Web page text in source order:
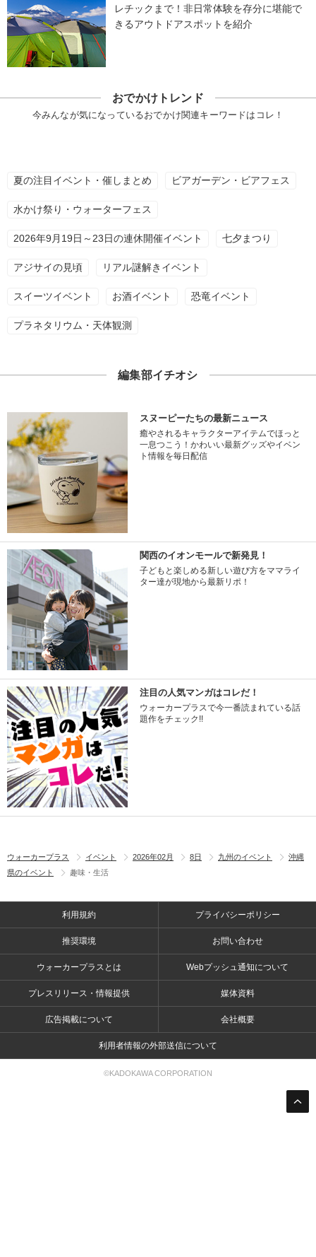
レチックまで！非日常体験を存分に堪能で
きるアウトドアスポットを紹介
おでかけトレンド
今みんなが気になっているおでかけ関連キーワードはコレ！
夏の注目イベント・催しまとめ ビアガーデン・ビアフェス
水かけ祭り・ウォーターフェス
2026年9月19日～23日の連休開催イベント 七夕まつり
アジサイの見頃 リアル謎解きイベント
スイーツイベント お酒イベント 恐竜イベント
プラネタリウム・天体観測
編集部イチオシ
スヌーピーたちの最新ニュース
癒やされるキャラクターアイテムでほっと
一息つこう！かわいい最新グッズやイベン
ト情報を毎日配信
関西のイオンモールで新発見！
子どもと楽しめる新しい遊び方をママライ
ター達が現地から最新リポ！
注目の人気マンガはコレだ！
ウォーカープラスで今一番読まれている話
題作をチェック!!
ウォーカープラス イベント 2026年02月 8日 九州のイベント
沖縄
県のイベント
趣味・生活
利用規約 プライバシーポリシー
推奨環境 お問い合わせ
ウォーカープラスとは Webプッシュ通知について
プレスリリース・情報提供 媒体資料
広告掲載について 会社概要
利用者情報の外部送信について
©KADOKAWA CORPORATION